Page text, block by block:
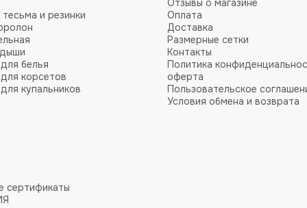
и резинки
белья
корсетов
купальников
сертификаты
Отзывы о магазине
Оплата
Доставка
Размерные сетки
Контакты
Политика
оферта
Пользовательское
Условия обмена и возврата